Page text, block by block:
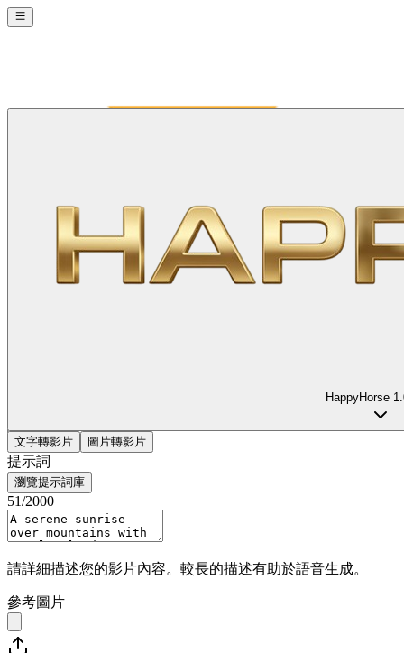
Sign In
HappyHorse
文字轉影片 圖片轉影片
提示詞
瀏覽提示詞庫
51/2000
請詳細描述您的影片內容。較長的描述有助於語音生成。
參考圖片